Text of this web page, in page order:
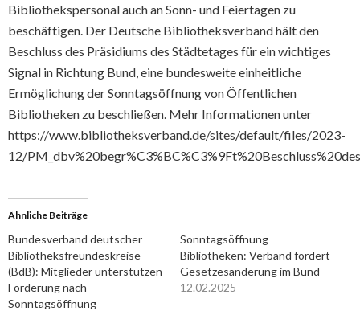
Bibliothekspersonal auch an Sonn- und Feiertagen zu
beschäftigen. Der Deutsche Bibliotheksverband hält den
Beschluss des Präsidiums des Städtetages für ein wichtiges
Signal in Richtung Bund, eine bundesweite einheitliche
Ermöglichung der Sonntagsöffnung von Öffentlichen
Bibliotheken zu beschließen. Mehr Informationen unter
https://www.bibliotheksverband.de/sites/default/files/2023-
12/
Ähnliche Beiträge
Bundesverband deutscher
Bibliotheksfreundeskreise
(BdB): Mitglieder unterstützen
Forderung nach
Sonntagsöffnung
Sonntagsöffnung
Bibliotheken: Verband fordert
Gesetzesänderung im Bund
12.02.2025